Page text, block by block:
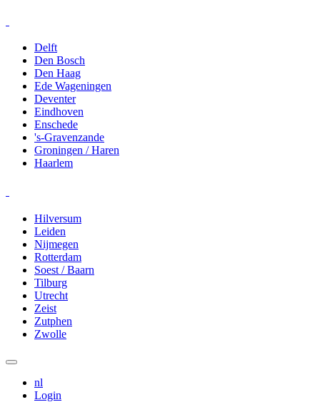
Delft
Den Bosch
Den Haag
Ede Wageningen
Deventer
Eindhoven
Enschede
's-Gravenzande
Groningen / Haren
Haarlem
Hilversum
Leiden
Nijmegen
Rotterdam
Soest / Baarn
Tilburg
Utrecht
Zeist
Zutphen
Zwolle
nl
Login